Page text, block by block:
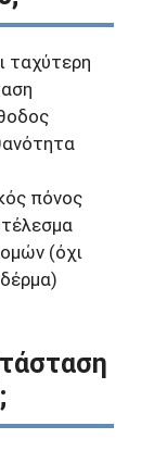
ταχύτερη
πόνος
(όχι